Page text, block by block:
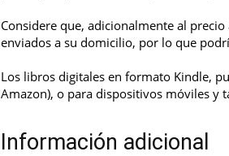
Considere que, adicionalmente al
enviados a su domicilio, por lo que
Los libros digitales en formato Kindle,
Amazon), o para dispositivos móviles y
Información adicional